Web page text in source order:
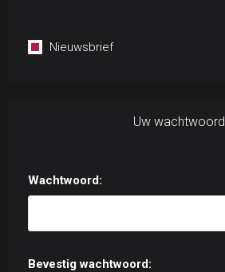
Nieuwsbrief
Uw wachtwoord
Wachtwoord:
Bevestig wachtwoord: